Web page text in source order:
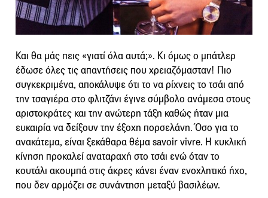
Και θα μάς πεις «γιατί όλα αυτά;». Κι όμως ο μπάτλερ
έδωσε όλες τις απαντήσεις που χρειαζόμασταν! Πιο
συγκεκριμένα, αποκάλυψε ότι το να ρίχνεις το τσάι από
την τσαγιέρα στο φλιτζάνι έγινε σύμβολο ανάμεσα στους
αριστοκράτες και την ανώτερη τάξη καθώς ήταν μια
ευκαιρία να δείξουν την έξοχη πορσελάνη. Όσο για το
ανακάτεμα, είναι ξεκάθαρα θέμα savoir vivre. Η κυκλική
κίνηση προκαλεί αναταραχή στο τσάι ενώ όταν το
κουτάλι ακουμπά στις άκρες κάνει έναν ενοχλητικό ήχο,
που δεν αρμόζει σε συνάντηση μεταξύ βασιλέων.